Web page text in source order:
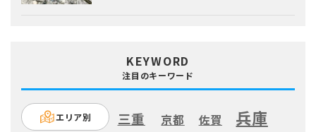
KEYWORD
注目のキーワード
エリア別 三重 京都 佐賀 兵庫